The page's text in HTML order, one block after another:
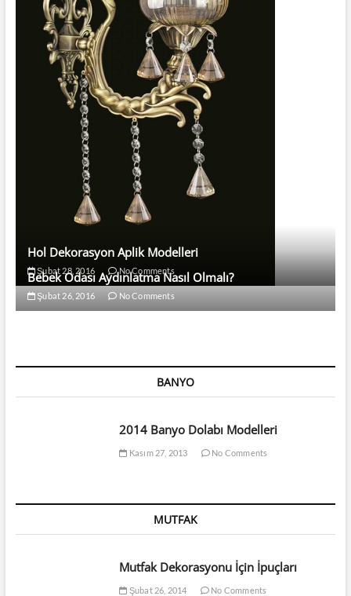
Hol Dekorasyon Aplik Modelleri
Şubat 28, 2016 No Comments
Bebek Odası Aydınlatma Nasıl Olmalı?
Şubat 26, 2016 No Comments
BANYO
2014 Banyo Dolabı Modelleri
Kasım 27, 2013 No Comments
MUTFAK
Mutfak Dekorasyonu İçin İpuçları
Şubat 26, 2014 No Comments